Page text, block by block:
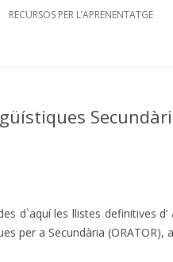
RECURSOS PER L’APRENENTATGE
d`aquí les llistes definitives
per a Secundària (ORATOR),